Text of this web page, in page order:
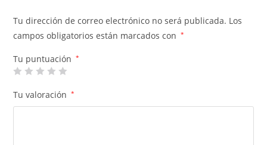
Tu dirección de correo electrónico no será publicada. Los
campos obligatorios están marcados con
*
Tu puntuación *
Tu valoración *